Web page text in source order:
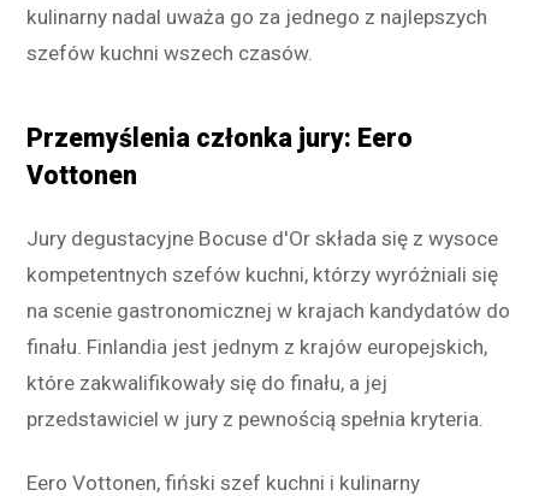
kulinarny nadal uważa go za jednego z najlepszych
szefów kuchni wszech czasów.
Przemyślenia członka jury: Eero
Vottonen
Jury degustacyjne Bocuse d'Or składa się z wysoce
kompetentnych szefów kuchni, którzy wyróżniali się
na scenie gastronomicznej w krajach kandydatów do
finału. Finlandia jest jednym z krajów europejskich,
które zakwalifikowały się do finału, a jej
przedstawiciel w jury z pewnością spełnia kryteria.
Eero Vottonen, fiński szef kuchni i kulinarny